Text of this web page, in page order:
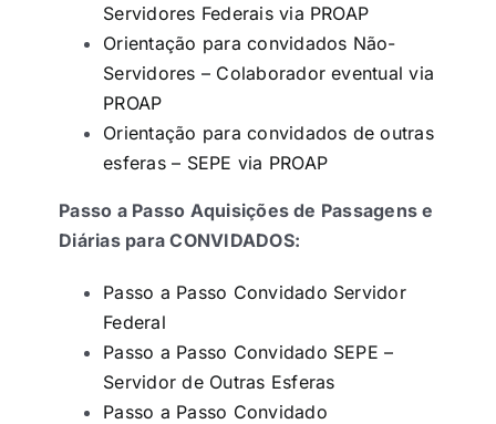
Servidores Federais via PROAP
Orientação para convidados Não-
Servidores – Colaborador eventual via
PROAP
Orientação para convidados de outras
esferas – SEPE via PROAP
Passo a Passo Aquisições de Passagens e
Diárias para CONVIDADOS:
Passo a Passo Convidado Servidor
Federal
Passo a Passo Convidado SEPE –
Servidor de Outras Esferas
Passo a Passo Convidado